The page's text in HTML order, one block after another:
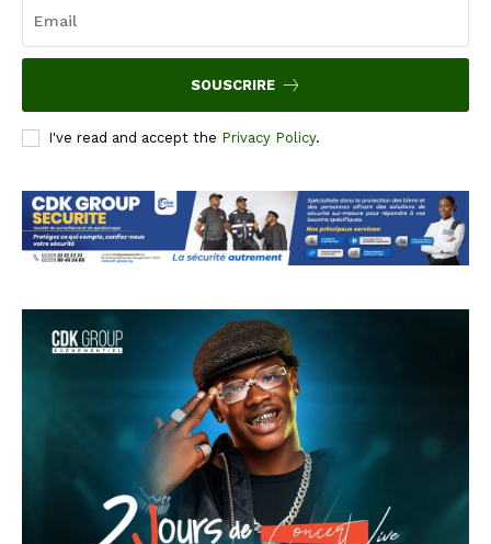
SOUSCRIRE
I've read and accept the Privacy Policy.